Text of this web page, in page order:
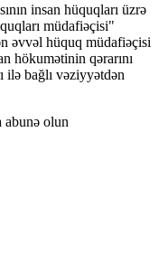
insan hüquqları üzrə
müdafiəçisi"
əvvəl hüquq müdafiəçisi
hökumətinin qərarını
ilə bağlı vəziyyətdən
olun